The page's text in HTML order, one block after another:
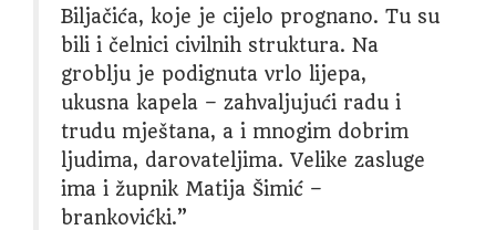
Biljačića, koje je cijelo prognano. Tu su
bili i čelnici civilnih struktura. Na
groblju je podignuta vrlo lijepa,
ukusna kapela – zahvaljujući radu i
trudu mještana, a i mnogim dobrim
ljudima, darovateljima. Velike zasluge
ima i župnik Matija Šimić –
brankovićki.”